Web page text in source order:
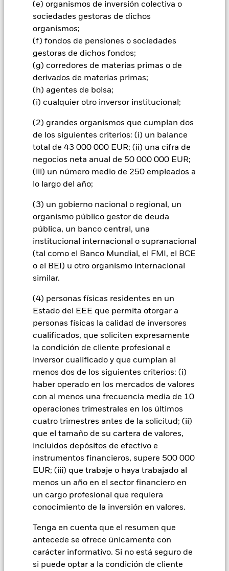
(e) organismos de inversión colectiva o
sociedades gestoras de dichos
organismos;
(f) fondos de pensiones o sociedades
gestoras de dichos fondos;
(g) corredores de materias primas o de
derivados de materias primas;
(h) agentes de bolsa;
(i) cualquier otro inversor institucional;
(2) grandes organismos que cumplan dos
de los siguientes criterios: (i) un balance
total de 43 000 000 EUR; (ii) una cifra de
negocios neta anual de 50 000 000 EUR;
(iii) un número medio de 250 empleados a
lo largo del año;
(3) un gobierno nacional o regional, un
organismo público gestor de deuda
pública, un banco central, una
institucional internacional o supranacional
(tal como el Banco Mundial, el FMI, el BCE
o el BEI) u otro organismo internacional
similar.
(4) personas físicas residentes en un
Estado del EEE que permita otorgar a
personas físicas la calidad de inversores
cualificados, que soliciten expresamente
la condición de cliente profesional e
inversor cualificado y que cumplan al
menos dos de los siguientes criterios: (i)
haber operado en los mercados de valores
con al menos una frecuencia media de 10
operaciones trimestrales en los últimos
cuatro trimestres antes de la solicitud; (ii)
que el tamaño de su cartera de valores,
incluidos depósitos de efectivo e
instrumentos financieros, supere 500 000
EUR; (iii) que trabaje o haya trabajado al
menos un año en el sector financiero en
un cargo profesional que requiera
conocimiento de la inversión en valores.
Tenga en cuenta que el resumen que
antecede se ofrece únicamente con
carácter informativo. Si no está seguro de
si puede optar a la condición de cliente
de las inversiones y los ingresos derivados de ellas pueden
subir o bajar, y no están garantizados. Es posible que los
inversores no recuperen la cantidad invertida originalmente.
Los mercados emergentes suelen ser más sensibles a las
condiciones económicas y políticas que los mercados
desarrollados. Entre otros factores se encuentra un mayor
«riesgo de liquidez», mayores restricciones a la inversión o
valores o pagos debidos al Fondo, y también riesgos
relacionados con la sostenibilidad. El riesgo de inversión se
Ello significa que el Fondo es más sensible a cualquier hecho
localizado, ya sea económico, de mercado, político,
relacionado con la sostenibilidad o normativo. El valor de los
títulos de renta variable y los asimilados a acciones se puede
Entre otros factores que influyen están los acontecimientos
políticos, las noticias económicas, beneficios empresariales y
en Acciones A de China a través de Shanghai-Hong Kong
Stock Connect, lo que podría exponer el Fondo a riesgos
adicionales, como limitaciones de cuotas, incertidumbre
acerca del marco legal y normativo, restricciones a la venta en
liquidación y custodia, lo que podría exponer al Fondo a
pérdidas financieras. El Fondo pretende excluir a las
empresas que participen en determinadas actividades
inversores deberán realizar una evaluación ética personal del
filtro ESG del Fondo antes de invertir en este. Este filtro ESG
podría afectar negativamente al valor de las inversiones del
Todas las clases de acciones con cobertura de divisas de este
fondo utilizan derivados para cubrir el riesgo de divisas. El
uso de derivados para una clase de acciones podría conllevar
un posible riesgo de contagio (también denominado «spill-
over») a otras clases de acciones del fondo. La sociedad
gestora del fondo se asegurará de que se dispone de los
procedimientos adecuados para minimizar el riesgo de
contagio a otras clases de acciones. En el menú desplegable
que figura justo debajo del nombre del fondo, podrá ver un
listado de todas las clases de acciones del fondo: las clases de
acciones con cobertura de divisas se identifican mediante la
palabra «Hedged» en su nombre. Además, el listado
completo de todas las clases de acciones con cobertura de
divisas está disponible mediante solicitud a la sociedad
En la medida en que el Fondo opere en préstamos de valores
los ingresos asociadas que se generen, y el 37,5% restante se
recibirá por BlackRock en calidad de agente de préstamo de
valores. Debido a que el reparto de los ingresos por préstamos
de valores no incrementa los costes de funcionamiento del